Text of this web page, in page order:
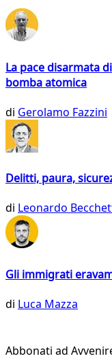
La pace disarmata
bomba atomica
di Gerolamo Fazzini
Delitti, paura,
di Leonardo
Gli immigrati
di Luca Mazza
Abbonati ad